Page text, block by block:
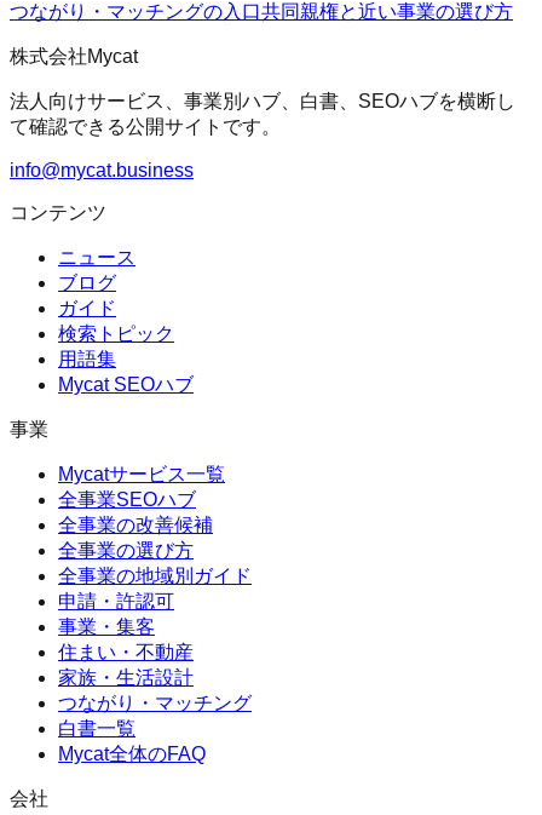
つながり・マッチングの入口共同親権と近い事業の選び方
株式会社Mycat
法人向けサービス、事業別ハブ、白書、SEOハブを横断し
て確認できる公開サイトです。
info@mycat.business
コンテンツ
ニュース
ブログ
ガイド
検索トピック
用語集
Mycat SEOハブ
事業
Mycatサービス一覧
全事業SEOハブ
全事業の改善候補
全事業の選び方
全事業の地域別ガイド
申請・許認可
事業・集客
住まい・不動産
家族・生活設計
つながり・マッチング
白書一覧
Mycat全体のFAQ
会社